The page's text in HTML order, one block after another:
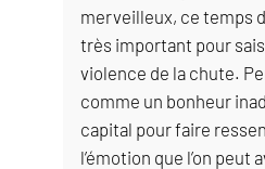
merveilleux, ce temps
très important pour
violence de la chute.
comme un bonheur
capital pour faire
l’émotion que l’on peut